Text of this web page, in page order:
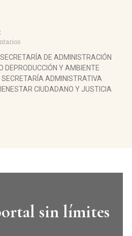
DE ADMINISTRACIÓN
DEPRODUCCIÓN Y AMBIENTE
ADMINISTRATIVA
CIUDADANO Y JUSTICIA
sin límites